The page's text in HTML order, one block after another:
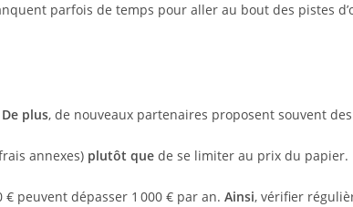
parfois de temps pour aller au bout des pistes
De plus, de nouveaux partenaires proposent souvent
annexes) plutôt que de se limiter au prix du papier.
peuvent dépasser 1 000 € par an. Ainsi, vérifier